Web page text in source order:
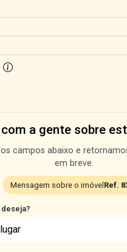
com a gente sobre
os campos abaixo e
em breve.
Mensagem sobre o imóvelRef.